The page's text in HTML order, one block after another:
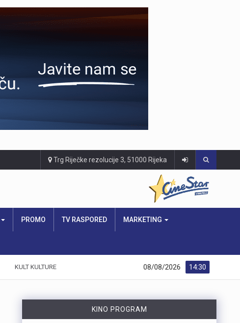
Trg Riječke rezolucije 3, 51000 Rijeka
PROMO TV RASPORED MARKETING
KULT KULTURE 14:30
08/08/2026
KINO PROGRAM